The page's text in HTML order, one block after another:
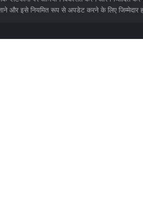
और इसे नियमित रूप से अपडेट करने के लिए जिम्मेदार